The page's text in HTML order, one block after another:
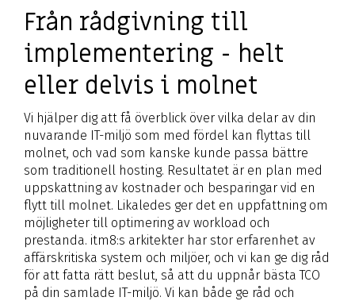
Från rådgivning till
implementering - helt
eller delvis i molnet
Vi hjälper dig att få överblick över vilka delar av din
nuvarande IT-miljö som med fördel kan flyttas till
molnet, och vad som kanske kunde passa bättre
som traditionell hosting. Resultatet är en plan med
uppskattning av kostnader och besparingar vid en
flytt till molnet. Likaledes ger det en uppfattning om
möjligheter till optimering av workload och
prestanda. itm8:s arkitekter har stor erfarenhet av
affärskritiska system och miljöer, och vi kan ge dig råd
för att fatta rätt beslut, så att du uppnår bästa TCO
på din samlade IT-miljö. Vi kan både ge råd och